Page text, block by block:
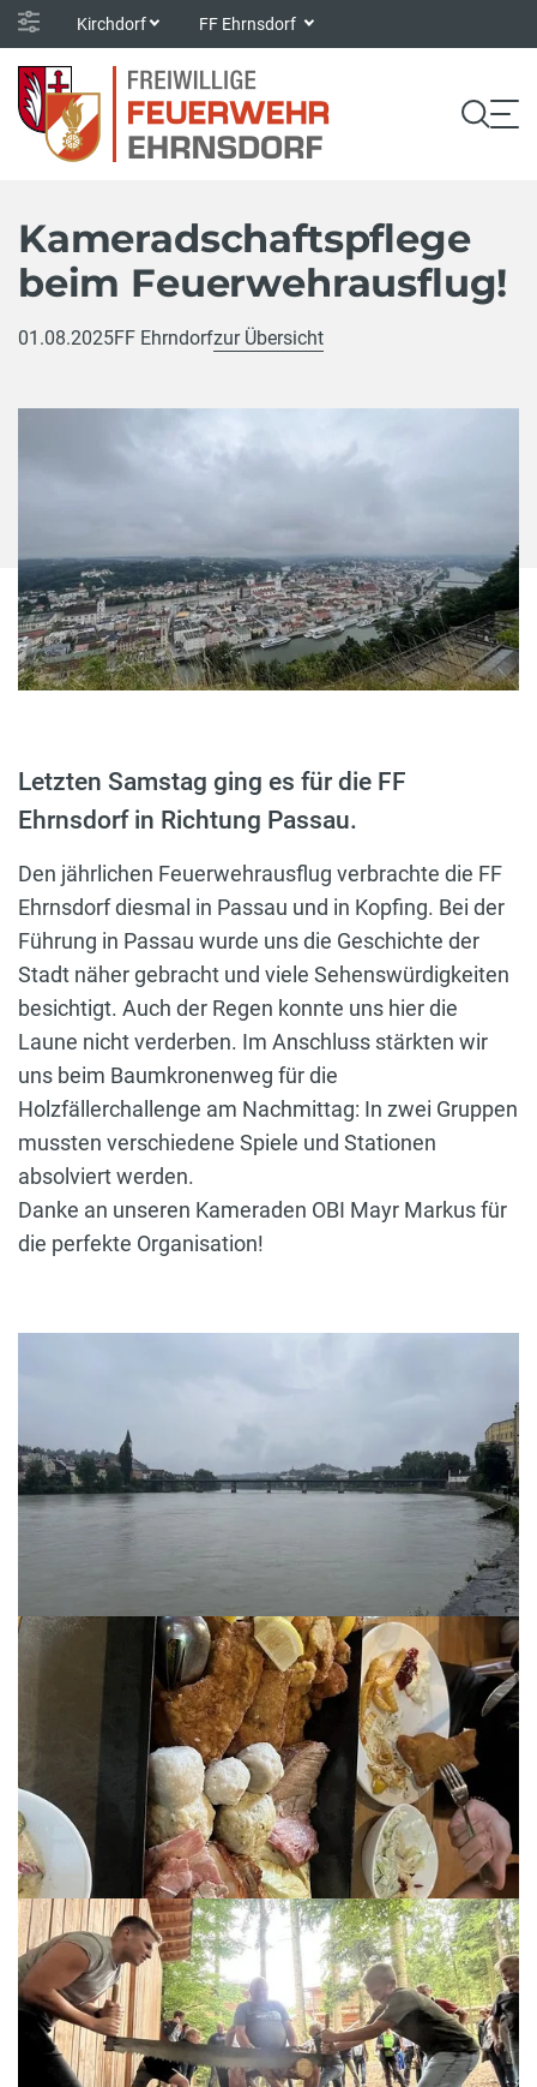
Kirchdorf FF Ehrnsdorf
Kameradschaftspflege
beim Feuerwehrausflug!
01.08.2025FF Ehrndorfzur Übersicht
Letzten Samstag ging es für die FF
Ehrnsdorf in Richtung Passau.
Den jährlichen Feuerwehrausflug verbrachte die FF
Ehrnsdorf diesmal in Passau und in Kopfing. Bei der
Führung in Passau wurde uns die Geschichte der
Stadt näher gebracht und viele Sehenswürdigkeiten
besichtigt. Auch der Regen konnte uns hier die
Laune nicht verderben. Im Anschluss stärkten wir
uns beim Baumkronenweg für die
Holzfällerchallenge am Nachmittag: In zwei Gruppen
mussten verschiedene Spiele und Stationen
absolviert werden.
Danke an unseren Kameraden OBI Mayr Markus für
die perfekte Organisation!